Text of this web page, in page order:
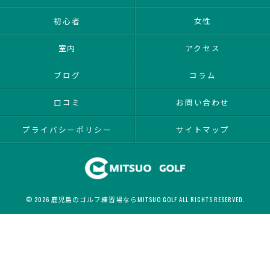
初心者 女性
室内 アクセス
ブログ コラム
口コミ お問い合わせ
プライバシーポリシー サイトマップ
© 2026 鹿児島のゴルフ練習場ならMITSUO GOLF ALL RIGHTS RESERVED.